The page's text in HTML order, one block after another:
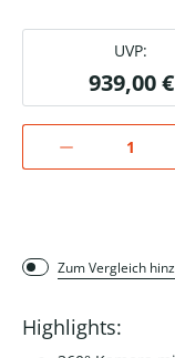
UVP:
939,00 €
Zum Vergleich
Highlights: